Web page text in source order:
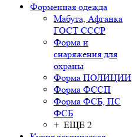
Форменная одежда
Мабута, Афганка
ГОСТ СССР
Форма и
снаряжения для
охраны
Форма ПОЛИЦИИ
Форма ФССП
Форма ФСБ, ПС
ФСБ
+ ЕЩЕ 2